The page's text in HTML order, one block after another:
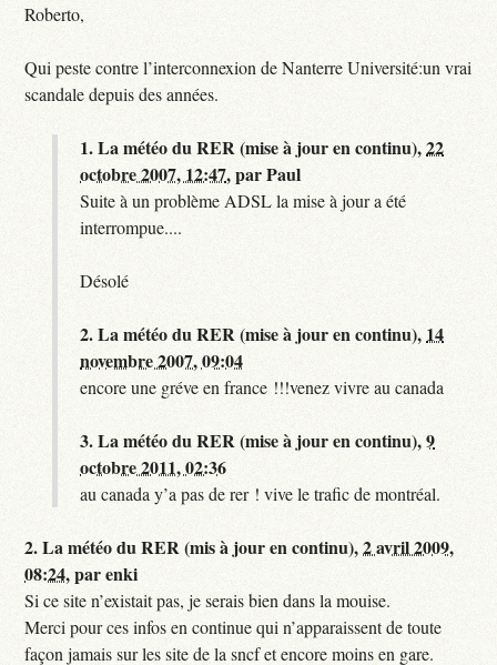
Roberto,
Qui peste contre l’interconnexion de Nanterre Université:un vrai
scandale depuis des années.
1.La météo du RER (mise à jour en continu),22
octobre 2007, 12:47,parPaul
Suite à un problème ADSL la mise à jour a été
interrompue....
Désolé
2.La météo du RER (mise à jour en continu), 14
novembre 2007, 09:04
encore une gréve en france !!!venez vivre au canada
3.La météo du RER (mise à jour en continu),9
octobre 2011, 02:36
au canada y’a pas de rer ! vive le trafic de montréal.
2.La météo du RER (mis à jour en continu),2 avril 2009,
08:24,parenki
Si ce site n’existait pas, je serais bien dans la mouise.
Merci pour ces infos en continue qui n’apparaissent de toute
façon jamais sur les site de la sncf et encore moins en gare.